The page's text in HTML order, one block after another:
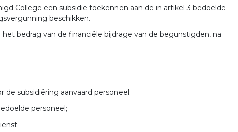
College een subsidie toekennen aan de in artikel 3 bedoelde
beschikken.
bedrag van de financiële bijdrage van de begunstigden, na
subsidiëring aanvaard personeel;
personeel;